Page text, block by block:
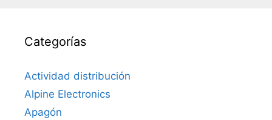
Categorías
Actividad distribución
Alpine Electronics
Apagón